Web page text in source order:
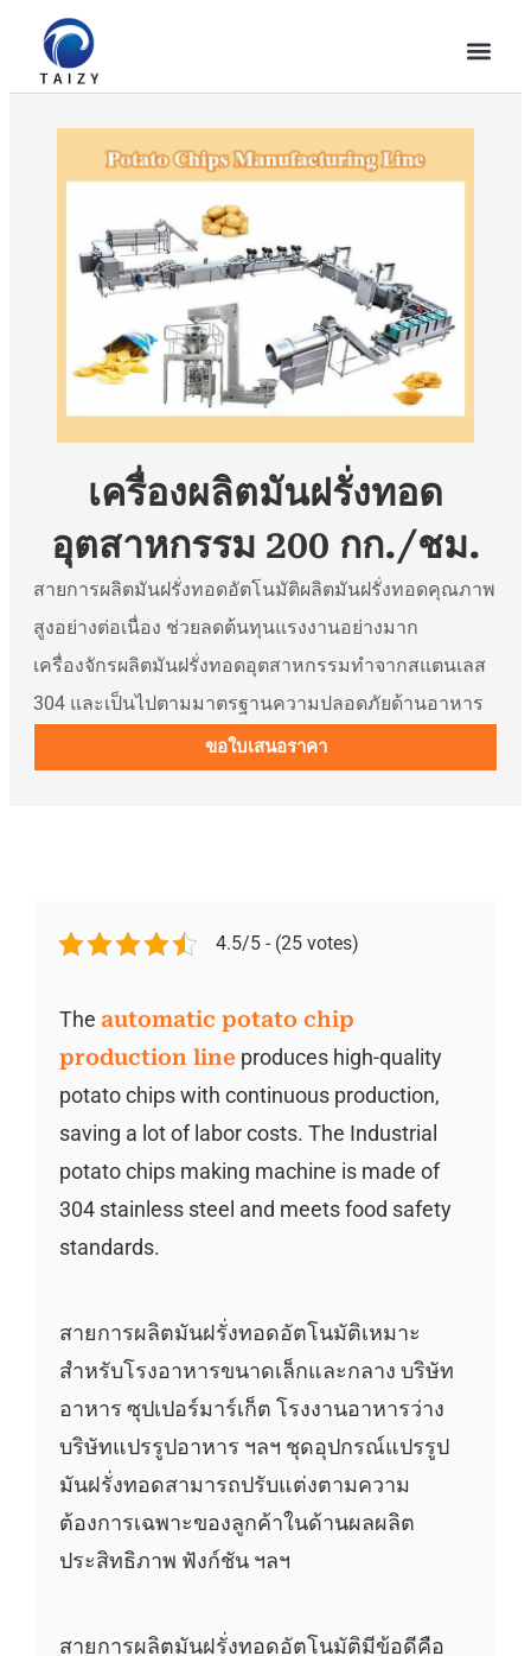
เครื่องผลิตมันฝรั่งทอด
อุตสาหกรรม 200 กก./ชม.
สายการผลิตมันฝรั่งทอดอัตโนมัติผลิตมันฝรั่งทอดคุณภาพ
สูงอย่างต่อเนื่อง ช่วยลดต้นทุนแรงงานอย่างมาก
เครื่องจักรผลิตมันฝรั่งทอดอุตสาหกรรมทำจากสแตนเลส
304 และเป็นไปตามมาตรฐานความปลอดภัยด้านอาหาร
ขอใบเสนอราคา
4.5/5 - (25 votes)
The automatic potato chip
production lineproduces high-quality
potato chips with continuous production,
saving a lot of labor costs. The Industrial
potato chips making machine is made of
304 stainless steel and meets food safety
standards.
สายการผลิตมันฝรั่งทอดอัตโนมัติเหมาะ
สำหรับโรงอาหารขนาดเล็กและกลาง บริษัท
อาหาร ซุปเปอร์มาร์เก็ต โรงงานอาหารว่าง
บริษัทแปรรูปอาหาร ฯลฯ ชุดอุปกรณ์แปรรูป
มันฝรั่งทอดสามารถปรับแต่งตามความ
ต้องการเฉพาะของลูกค้าในด้านผลผลิต
ประสิทธิภาพ ฟังก์ชัน ฯลฯ
สายการผลิตมันฝรั่งทอดอัตโนมัติมีข้อดีคือ